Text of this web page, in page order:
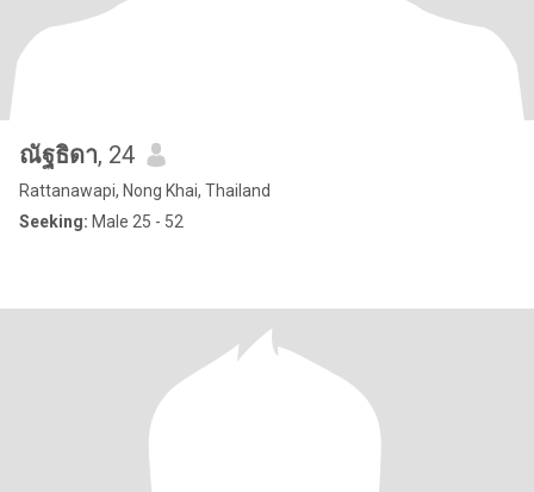
ณัฐธิดา, 24
Rattanawapi, Nong Khai, Thailand
Seeking: Male 25 - 52